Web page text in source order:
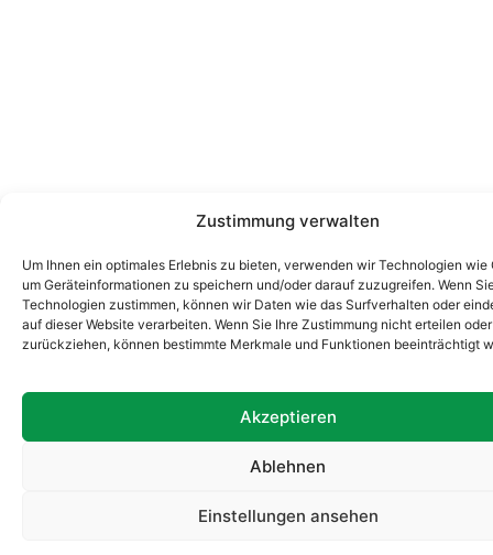
Zustimmung verwalten
Um Ihnen ein optimales Erlebnis zu bieten, verwenden wir Technologien wie
um Geräteinformationen zu speichern und/oder darauf zuzugreifen. Wenn
Technologien zustimmen, können wir Daten wie das Surfverhalten oder
auf dieser Website verarbeiten. Wenn Sie Ihre Zustimmung nicht erteilen oder
zurückziehen, können bestimmte Merkmale und Funktionen beeinträchtigt
Akzeptieren
Ablehnen
Einstellungen ansehen